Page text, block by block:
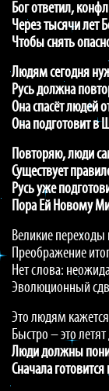
Бог ответил,
Через тысячи лет
Чтобы снять
Людям сегодня
Русь должна
Она спасёт людей
Она подготовит в
Повторяю, люди
Существует
Русь уже
Пора Ей Новому
Великие
Преображение
Нет слова:
Эволюционный
Это людям
Быстро – это
Люди должны
Сначала